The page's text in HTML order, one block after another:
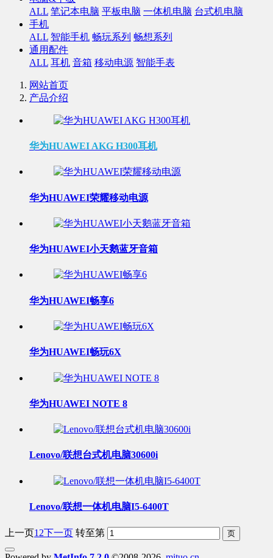
ALL 笔记本电脑 平板电脑 一体机电脑 台式机电脑
手机
ALL 智能手机 畅玩系列 畅想系列
通用配件
ALL 耳机 音箱 移动电源 智能手表
网站首页
产品介绍
华为HUAWEI AKG H300耳机
华为HUAWEI荣耀移动电源
华为HUAWEI小天鹅蓝牙音箱
华为HUAWEI畅享6
华为HUAWEI畅玩6X
华为HUAWEI NOTE 8
Lenovo/联想台式机电脑30600i
Lenovo/联想一体机电脑I5-6400T
上一页1 2下一页 转至第